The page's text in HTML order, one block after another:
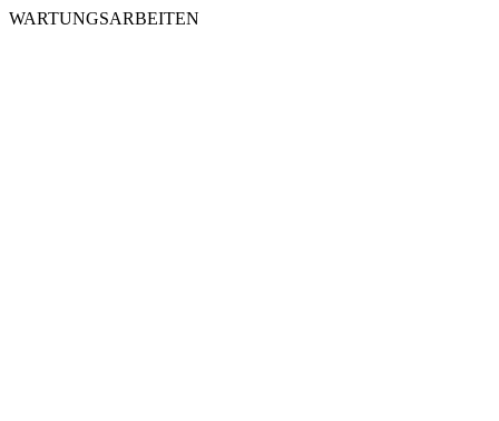
WARTUNGSARBEITEN